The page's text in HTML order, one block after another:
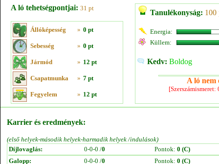
A ló tehetségpontjai: 31 pt
Állóképesség » 0 pt
Sebesség » 0 pt
Jármód » 12 pt
Csapatmunka » 7 pt
Fegyelem » 12 pt
Tanulékonyság: 100
Energia:
Küllem:
Kedv: Boldog
A ló nem
Karrier és eredmények:
(első helyek-második helyek-harmadik helyek /indulások)
Díjlovaglás:
0-0-0 /0 Pontok: 0 (C)
Galopp:
0-0-0 /0 Pontok: 0 (C)